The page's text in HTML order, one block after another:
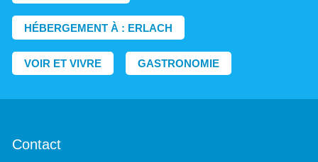
HÉBERGEMENT À : ERLACH
VOIR ET VIVRE GASTRONOMIE
Contact